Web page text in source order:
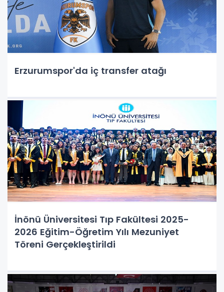
Erzurumspor'da iç transfer atağı
İnönü Üniversitesi Tıp Fakültesi 2025-
2026 Eğitim-Öğretim Yılı Mezuniyet
Töreni Gerçekleştirildi